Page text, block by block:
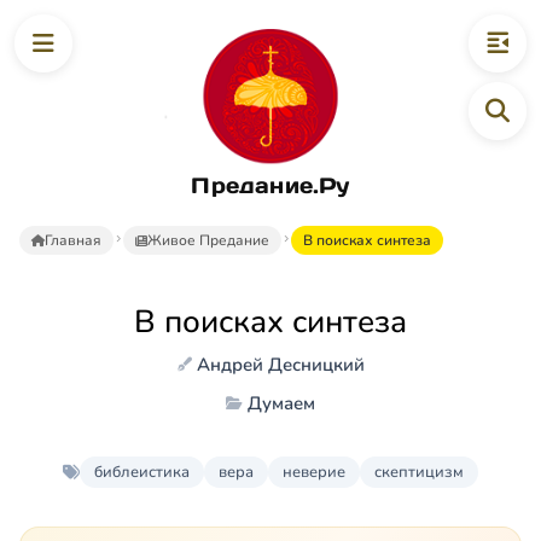
Предание.Ру
Главная Живое Предание В поисках синтеза
В поисках синтеза
Андрей Десницкий
Думаем
библеистика вера неверие скептицизм